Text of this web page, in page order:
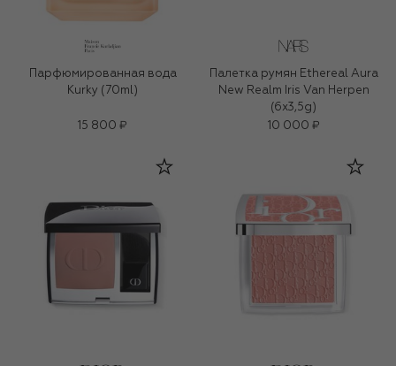
Парфюмированная вода
Kurky (70ml)
15 800 ₽
Палетка румян Ethereal Aura
New Realm Iris Van Herpen
(6x3,5g)
10 000 ₽